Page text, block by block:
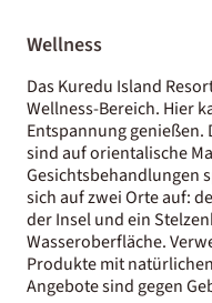
Wellness
Das Kuredu Island
Wellness-Bereich. Hier
Entspannung
sind auf orientalische
Gesichtsbehandlungen
sich auf zwei Orte auf:
der Insel und ein
Wasseroberfläche.
Produkte mit
Angebote sind gegen